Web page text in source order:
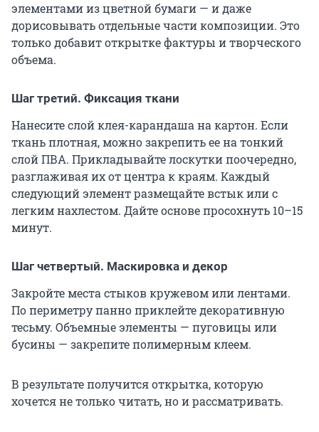
элементами из цветной бумаги — и даже
дорисовывать отдельные части композиции. Это
только добавит открытке фактуры и творческого
объема.
Шаг третий. Фиксация ткани
Нанесите слой клея-карандаша на картон. Если
ткань плотная, можно закрепить ее на тонкий
слой ПВА. Прикладывайте лоскутки поочередно,
разглаживая их от центра к краям. Каждый
следующий элемент размещайте встык или с
легким нахлестом. Дайте основе просохнуть 10–15
минут.
Шаг четвертый. Маскировка и декор
Закройте места стыков кружевом или лентами.
По периметру панно приклейте декоративную
тесьму. Объемные элементы — пуговицы или
бусины — закрепите полимерным клеем.
В результате получится открытка, которую
хочется не только читать, но и рассматривать.